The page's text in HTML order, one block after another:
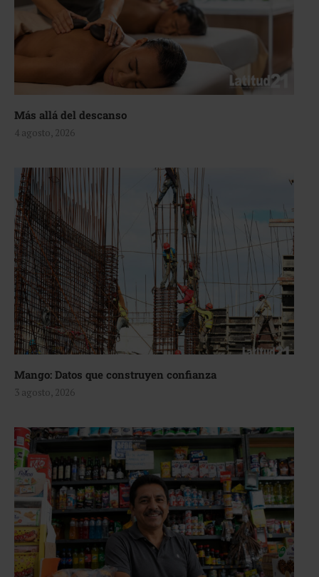
Más allá del descanso
4 agosto, 2026
Mango: Datos que construyen confianza
3 agosto, 2026